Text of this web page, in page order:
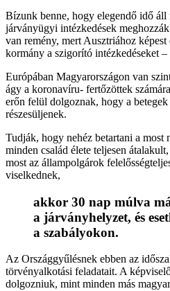
Bízunk benne, hogy elegendő idő áll
járványügyi intézkedések
van remény, mert Ausztriához
kormány a szigorító intézkedéseket –
Európában Magyarországon van
ágy a koronavíru- fertőzöttek
erőn felül dolgoznak, hogy a betegek
részesüljenek.
Tudják, hogy nehéz betartani a most
minden család élete teljesen
most az állampolgárok
viselkednek,
akkor 30 nap múlva
a járványhelyzet, és
a szabályokon.
Az Országgyűlésnek ebben az
törvényalkotási feladatait. A
dolgozniuk, mint minden más